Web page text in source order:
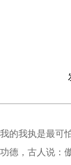
我的我执是最可
功德，古人说：